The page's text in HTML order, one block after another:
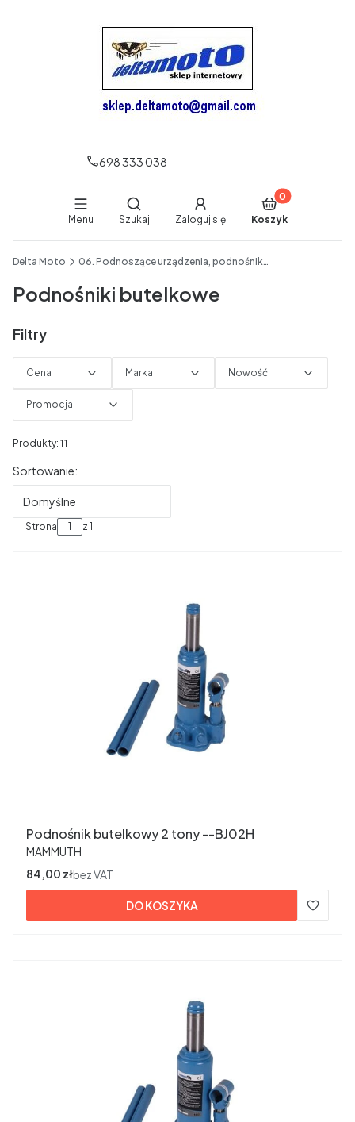
698 333 038
Menu
Otwórz wyszukiwarkę
Szukaj Zaloguj się
Produkty w
Koszyk
Delta Moto 06. Podnoszące urządzenia, podnośniki, podpory itp
Podnośniki butelkowe
Filtry
Cena Marka Nowość
Promocja
Koniec filtrów
Produkty: 11
Lista produktów
Sortowanie:
Domyślne
Strona z 1
Podnośnik butelkowy 2 tony --BJ02H
PRODUCENT
MAMMUTH
Cena
84,00 złbez VAT
DO KOSZYKA